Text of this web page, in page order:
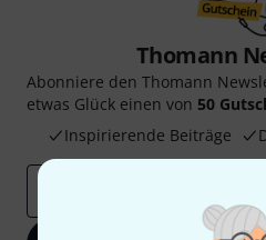
Thomann
Abonniere den Thomann
etwas Glück einen von 50
Inspirierende Beiträge